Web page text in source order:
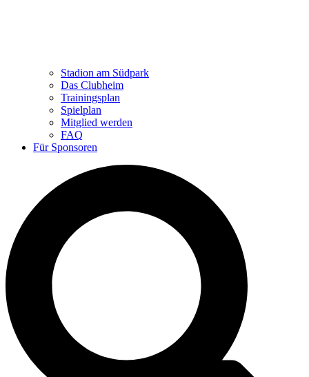
Stadion am Südpark
Das Clubheim
Trainingsplan
Spielplan
Mitglied werden
FAQ
Für Sponsoren